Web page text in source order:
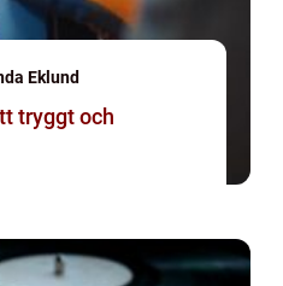
Eklund
tryggt och